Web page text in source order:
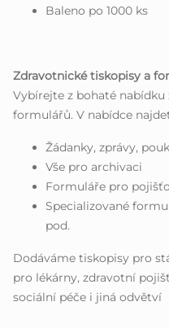
Baleno po 1000 ks
Zdravotnické tiskopisy a
Vybírejte z bohaté
formulářů. V nabídce
Žádanky, zprávy,
Vše pro archivaci
Formuláře pro
Specializované
pod.
Dodáváme tiskopisy pro
pro lékárny, zdravotní
sociální péče i jiná odvětví